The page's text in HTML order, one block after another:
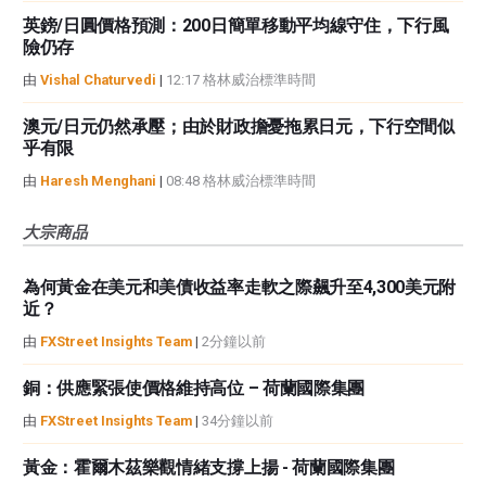
英鎊/日圓價格預測：200日簡單移動平均線守住，下行風
險仍存
由 Vishal Chaturvedi | 12:17 格林威治標準時間
澳元/日元仍然承壓；由於財政擔憂拖累日元，下行空間似
乎有限
由 Haresh Menghani | 08:48 格林威治標準時間
大宗商品
為何黃金在美元和美債收益率走軟之際飆升至4,300美元附
近？
由 FXStreet Insights Team | 2分鐘以前
銅：供應緊張使價格維持高位 – 荷蘭國際集團
由 FXStreet Insights Team | 34分鐘以前
黃金：霍爾木茲樂觀情緒支撐上揚 - 荷蘭國際集團